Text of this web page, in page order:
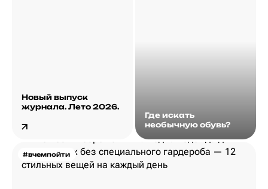
Новый выпуск
журнала. Лето 2026.
Где искать
необычную обувь?
#вчемпойти